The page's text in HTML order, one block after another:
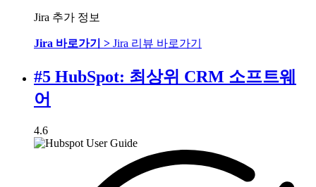
Jira 추가 정보
Jira 바로가기 > Jira 리뷰 바로가기
#5 HubSpot: 최상위 CRM 소프트웨
어
4.6